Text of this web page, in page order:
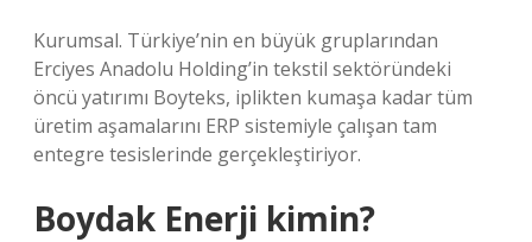
Kurumsal. Türkiye’nin en büyük gruplarından
Erciyes Anadolu Holding’in tekstil sektöründeki
öncü yatırımı Boyteks, iplikten kumaşa kadar tüm
üretim aşamalarını ERP sistemiyle çalışan tam
entegre tesislerinde gerçekleştiriyor.
Boydak Enerji kimin?